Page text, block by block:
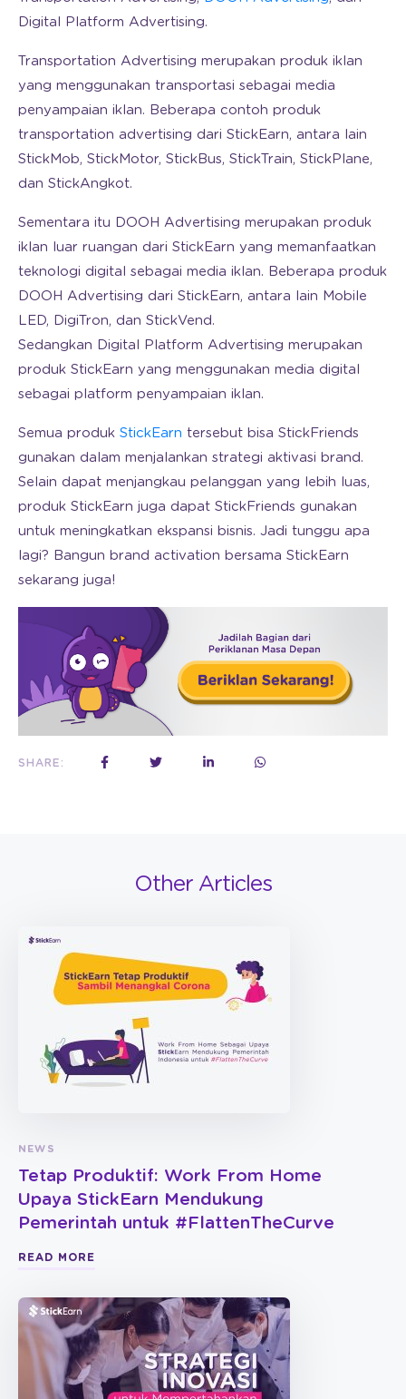
Digital Platform Advertising.
Transportation Advertising merupakan produk iklan
yang menggunakan transportasi sebagai media
penyampaian iklan. Beberapa contoh produk
transportation advertising dari StickEarn, antara lain
StickMob, StickMotor, StickBus, StickTrain, StickPlane,
dan StickAngkot.
Sementara itu DOOH Advertising merupakan produk
iklan luar ruangan dari StickEarn yang memanfaatkan
teknologi digital sebagai media iklan. Beberapa produk
DOOH Advertising dari StickEarn, antara lain Mobile
LED, DigiTron, dan StickVend.
Sedangkan Digital Platform Advertising merupakan
produk StickEarn yang menggunakan media digital
sebagai platform penyampaian iklan.
Semua produk StickEarn tersebut bisa StickFriends
gunakan dalam menjalankan strategi aktivasi brand.
Selain dapat menjangkau pelanggan yang lebih luas,
produk StickEarn juga dapat StickFriends gunakan
untuk meningkatkan ekspansi bisnis. Jadi tunggu apa
lagi? Bangun brand activation bersama StickEarn
sekarang juga!
SHARE:
Other Articles
NEWS
Tetap Produktif: Work From Home
Upaya StickEarn Mendukung
Pemerintah untuk #FlattenTheCurve
READ MORE